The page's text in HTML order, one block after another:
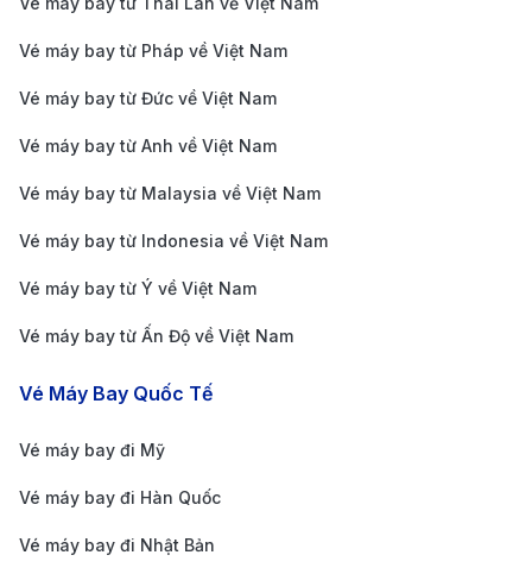
trung tâm thành phố rất dễ dàng với các phương tiện
như taxi, xe công nghệ, xe buýt và dịch vụ đưa đón,
đảm bảo sự linh hoạt cho hành khách.
Bản
Sân bay Okayama nằm ở tỉnh Okayama, Nhật Bản, là
cửa ngõ quan trọng của khu vực Chugoku và kết nối
thành phố Okayama với các điểm đến trong và ngoài
nước. Cách trung tâm thành phố khoảng 15 km, sân
quốc tế, với các chuyến bay kết nối tới Tokyo và các
gian ấm cúng và dịch vụ tiện nghi, giúp hành khách
cảm thấy thoải mái ngay từ khi bước vào. Tại sân bay,
Vé máy bay từ Pháp về Việt Nam
Vé máy bay từ Đức về Việt Nam
Vé máy bay từ Anh về Việt Nam
Vé máy bay từ Malaysia về Việt Nam
Vé máy bay từ Indonesia về Việt Nam
Vé máy bay từ Ý về Việt Nam
Vé máy bay từ Ấn Độ về Việt Nam
Vé Máy Bay Quốc Tế
Vé máy bay đi Mỹ
Vé máy bay đi Hàn Quốc
Vé máy bay đi Nhật Bản